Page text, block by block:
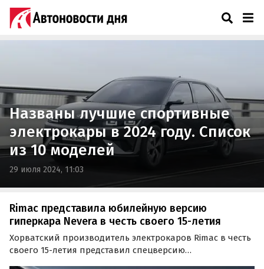
Rimac
Названы лучшие спортивные
электрокары в 2024 году. Список
из 10 моделей
29 июля 2024, 11:03
Rimac представила юбилейную версию
гиперкара Nevera в честь своего 15-летия
Хорватский производитель электрокаров Rimac в честь
своего 15-летия представил спецверсию